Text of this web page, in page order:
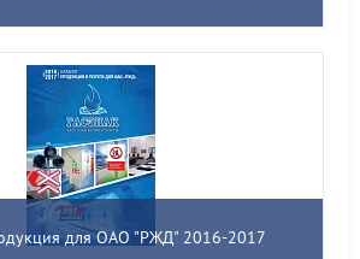
для ОАО "РЖД" 2016-2017